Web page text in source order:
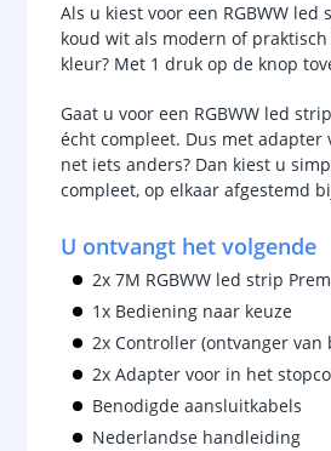
Als u kiest voor een RGBWW
koud wit als modern of
kleur? Met 1 druk op de knop
Gaat u voor een RGBWW led
écht compleet. Dus met
net iets anders? Dan kiest u
compleet, op elkaar afgestemd
U ontvangt het volgende
2x 7M RGBWW led strip
1x Bediening naar keuze
2x Controller (ontvanger van
2x Adapter voor in het
Benodigde aansluitkabels
Nederlandse handleiding